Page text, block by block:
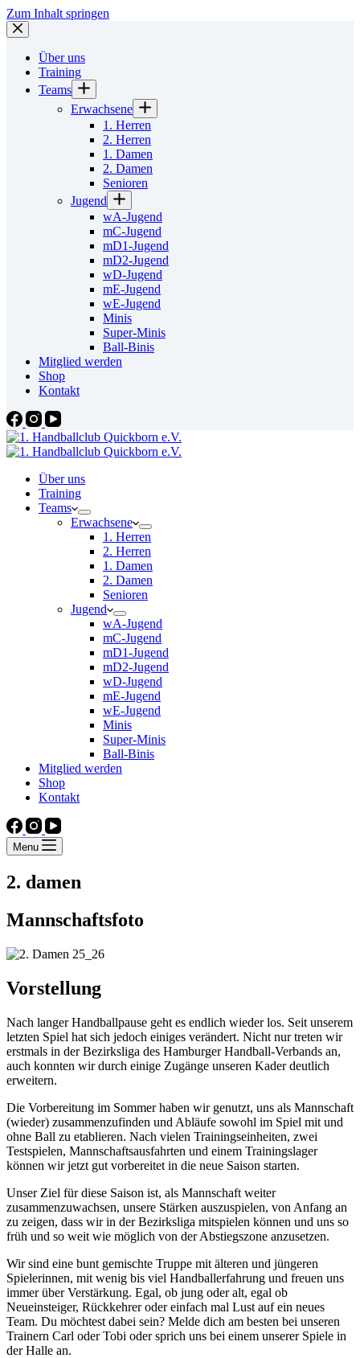
Zum Inhalt springen
Über uns
Training
Teams
Erwachsene
1. Herren
2. Herren
1. Damen
2. Damen
Senioren
Jugend
wA-Jugend
mC-Jugend
mD1-Jugend
mD2-Jugend
wD-Jugend
mE-Jugend
wE-Jugend
Minis
Super-Minis
Ball-Binis
Mitglied werden
Shop
Kontakt
Über uns
Training
Teams
Erwachsene
1. Herren
2. Herren
1. Damen
2. Damen
Senioren
Jugend
wA-Jugend
mC-Jugend
mD1-Jugend
mD2-Jugend
wD-Jugend
mE-Jugend
wE-Jugend
Minis
Super-Minis
Ball-Binis
Mitglied werden
Shop
Kontakt
Menu
2. damen
Mannschaftsfoto
Vorstellung
Nach langer Handballpause geht es endlich wieder los. Seit unserem
letzten Spiel hat sich jedoch einiges verändert. Nicht nur treten wir
erstmals in der Bezirksliga des Hamburger Handball-Verbands an,
auch konnten wir durch einige Zugänge unseren Kader deutlich
erweitern.
Die Vorbereitung im Sommer haben wir genutzt, uns als Mannschaft
(wieder) zusammenzufinden und Abläufe sowohl im Spiel mit und
ohne Ball zu etablieren. Nach vielen Trainingseinheiten, zwei
Testspielen, Mannschaftsausfahrten und einem Trainingslager
können wir jetzt gut vorbereitet in die neue Saison starten.
Unser Ziel für diese Saison ist, als Mannschaft weiter
zusammenzuwachsen, unsere Stärken auszuspielen, von Anfang an
zu zeigen, dass wir in der Bezirksliga mitspielen können und uns so
früh und so weit wie möglich von der Abstiegszone anzusetzen.
Wir sind eine bunt gemischte Truppe mit älteren und jüngeren
Spielerinnen, mit wenig bis viel Handballerfahrung und freuen uns
immer über Verstärkung. Egal, ob jung oder alt, egal ob
Neueinsteiger, Rückkehrer oder einfach mal Lust auf ein neues
Team. Du möchtest dabei sein? Melde dich am besten bei unseren
Trainern Carl oder Tobi oder sprich uns bei einem unserer Spiele in
der Halle an.